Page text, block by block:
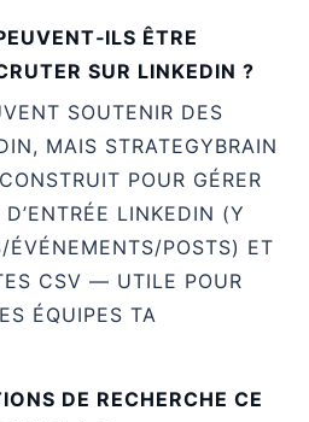
ÊTRE
SUR LINKEDIN ?
SOUTENIR DES
MAIS STRATEGYBRAIN
POUR GÉRER
LINKEDIN (Y
ÉVÉNEMENTS/POSTS) ET
CSV — UTILE POUR
ÉQUIPES TA
DE RECHERCHE CE